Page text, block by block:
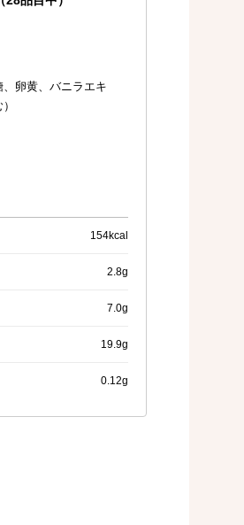
卵黄、バニラエキ
154kcal
2.8g
7.0g
19.9g
0.12g